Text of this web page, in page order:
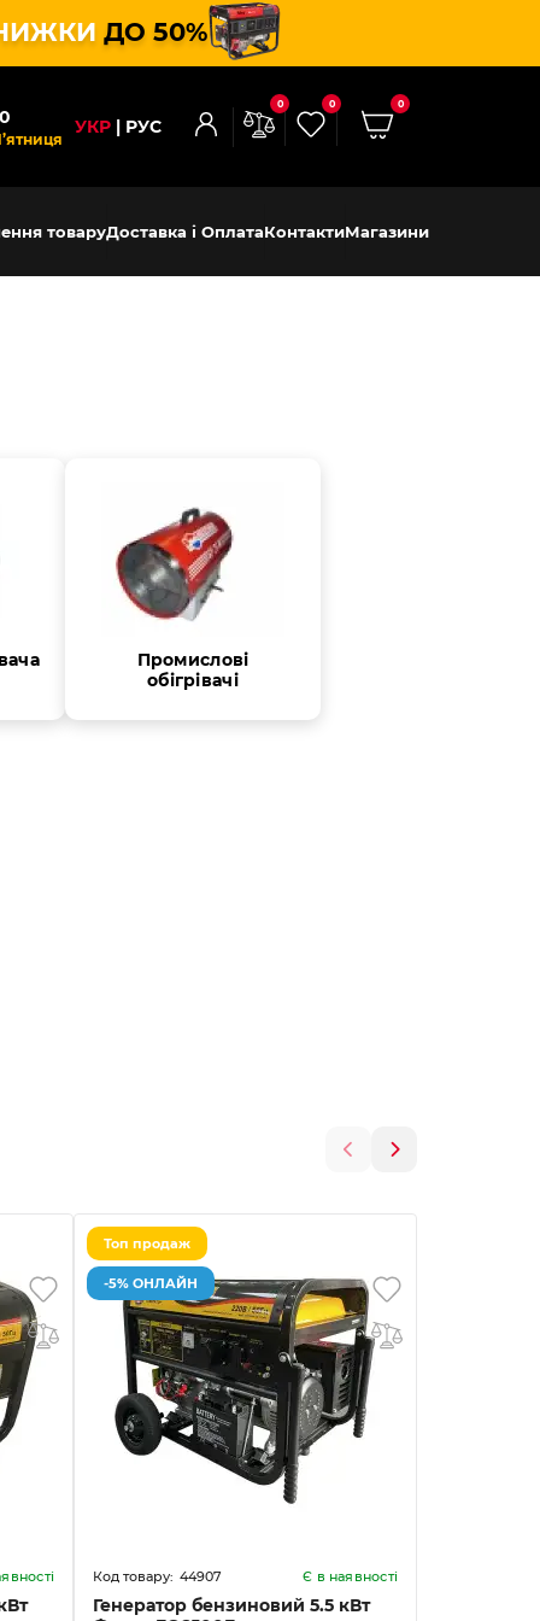
ДО 50%
УКР РУС
0 0 0
товаруДоставка і ОплатаКонтактиМагазини
Промислові
обігрівачі
Топ продаж
-5% ОНЛАЙН
44907 Є в наявності
Генератор бензиновий 5.5 кВт